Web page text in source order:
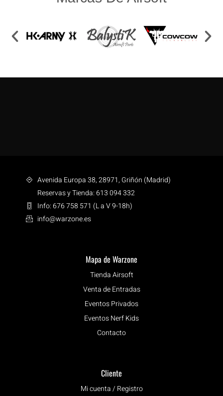
Avenida Europa 38, 28971, Griñón (Madrid)
Reservas y Tienda: 613 094 332
Info: 676 758 571 (L a V 9-18h)
info@warzone.es
Mapa de Warzone
Tienda Airsoft
Venta de Entradas
Eventos Privados
Eventos Nerf Kids
Contacto
Cliente
Mi cuenta / Registro